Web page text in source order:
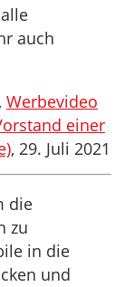
auch
Werbevideo
einer
, 29. Juli 2021
die
zu
in die
und